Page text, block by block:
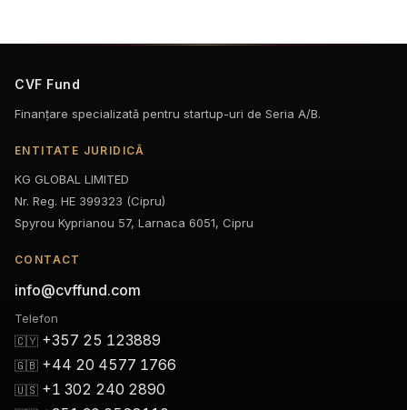
CVF Fund
Finanțare specializată pentru startup-uri de Seria A/B.
ENTITATE JURIDICĂ
KG GLOBAL LIMITED
Nr. Reg. HE 399323 (Cipru)
Spyrou Kyprianou 57, Larnaca 6051, Cipru
CONTACT
info@cvffund.com
Telefon
🇨🇾 +357 25 123889
🇬🇧 +44 20 4577 1766
🇺🇸 +1 302 240 2890